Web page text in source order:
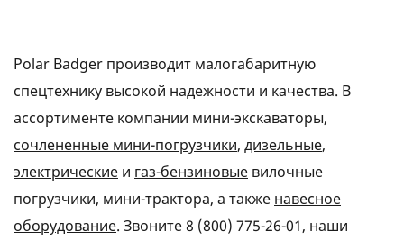
Polar Badger производит малогабаритную
спецтехнику высокой надежности и качества. В
ассортименте компании мини-экскаваторы,
сочлененные мини-погрузчики, дизельные,
электрические и газ-бензиновые вилочные
погрузчики, мини-трактора, а также навесное
оборудование. Звоните 8 (800) 775-26-01, наши